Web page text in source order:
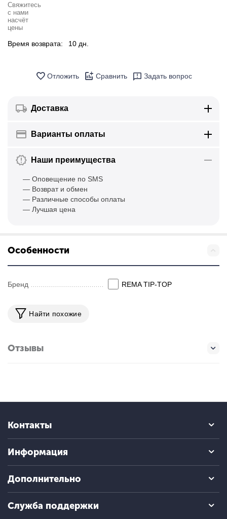
Свяжитесь
с нами
насчёт
цены
Время возврата: 10 дн.
Отложить Сравнить Задать вопрос
Доставка
Варианты оплаты
Наши преимущества
— Оповещение по SMS
— Возврат и обмен
— Различные способы оплаты
— Лучшая цена
Особенности
Бренд REMA TIP-TOP
Найти похожие
Отзывы
Контакты
Информация
Дополнительно
Служба поддержки